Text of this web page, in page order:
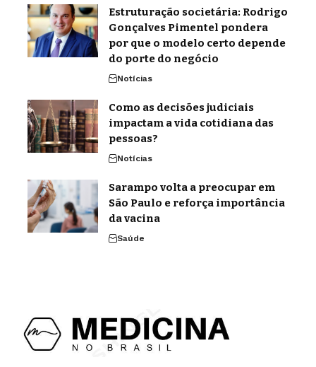
Estruturação societária: Rodrigo
Gonçalves Pimentel pondera
por que o modelo certo depende
do porte do negócio
Notícias
Como as decisões judiciais
impactam a vida cotidiana das
pessoas?
Notícias
Sarampo volta a preocupar em
São Paulo e reforça importância
da vacina
Saúde